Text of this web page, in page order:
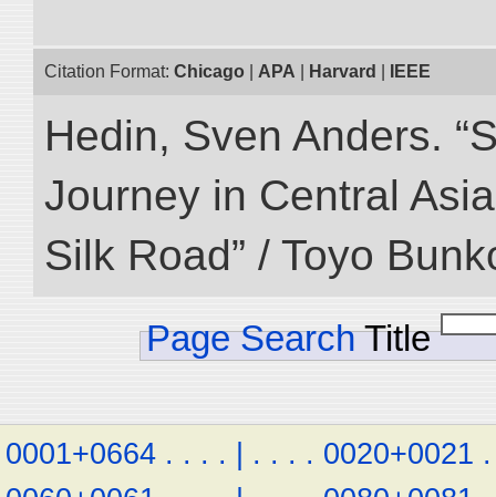
Citation Format: Chicago APA Harvard IEEE
Hedin, Sven Anders.
Journey in Central
Silk Road” / Toyo
Page Search Title
0001+0664 . . . . | . . . . 0020+0021 .